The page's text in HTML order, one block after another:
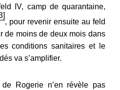
IV, camp de quarantaine,
, pour revenir ensuite au feld
de moins de deux mois dans
conditions sanitaires et le
va s’amplifier.
Rogerie n’en révèle pas